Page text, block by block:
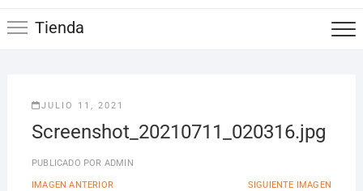
Tienda
JULIO 11, 2021
Screenshot_20210711_020316.jpg
PUBLICADO POR ADMIN
IMAGEN ANTERIOR
SIGUIENTE IMAGEN